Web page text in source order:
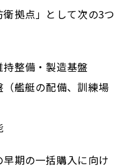
拠点」として次の3つ
整備・製造基盤
艦艇の配備、訓練場
期の一括購入に向け